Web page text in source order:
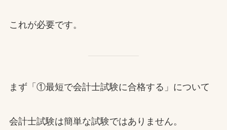
これが必要です。
まず「①最短で会計士試験に合格する」について
会計士試験は簡単な試験ではありません。